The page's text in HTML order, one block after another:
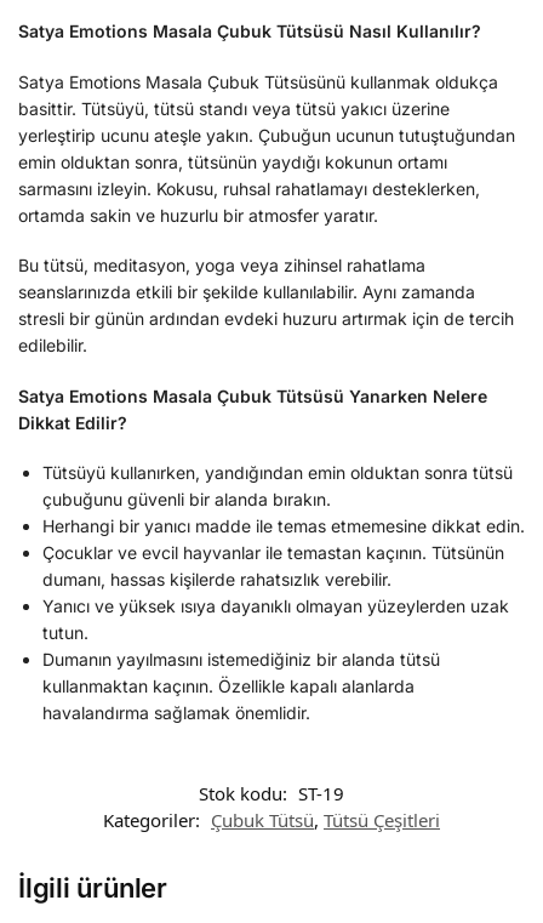
Satya Emotions Masala Çubuk Tütsüsü Nasıl Kullanılır?
Satya Emotions Masala Çubuk Tütsüsünü kullanmak oldukça
basittir. Tütsüyü, tütsü standı veya tütsü yakıcı üzerine
yerleştirip ucunu ateşle yakın. Çubuğun ucunun tutuştuğundan
emin olduktan sonra, tütsünün yaydığı kokunun ortamı
sarmasını izleyin. Kokusu, ruhsal rahatlamayı desteklerken,
ortamda sakin ve huzurlu bir atmosfer yaratır.
Bu tütsü, meditasyon, yoga veya zihinsel rahatlama
seanslarınızda etkili bir şekilde kullanılabilir. Aynı zamanda
stresli bir günün ardından evdeki huzuru artırmak için de tercih
edilebilir.
Satya Emotions Masala Çubuk Tütsüsü Yanarken Nelere
Dikkat Edilir?
Tütsüyü kullanırken, yandığından emin olduktan sonra tütsü
çubuğunu güvenli bir alanda bırakın.
Herhangi bir yanıcı madde ile temas etmemesine dikkat edin.
Çocuklar ve evcil hayvanlar ile temastan kaçının. Tütsünün
dumanı, hassas kişilerde rahatsızlık verebilir.
Yanıcı ve yüksek ısıya dayanıklı olmayan yüzeylerden uzak
tutun.
Dumanın yayılmasını istemediğiniz bir alanda tütsü
kullanmaktan kaçının. Özellikle kapalı alanlarda
havalandırma sağlamak önemlidir.
Stok kodu: ST-19
Kategoriler: Çubuk Tütsü, Tütsü Çeşitleri
İlgili ürünler